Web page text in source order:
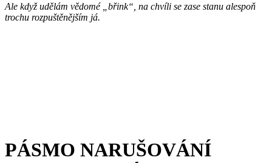
Ale když udělám vědomé „břink“, na chvíli se zase stanu alespoň
trochu rozpuštěnějším já.
PÁSMO NARUŠOVÁNÍ